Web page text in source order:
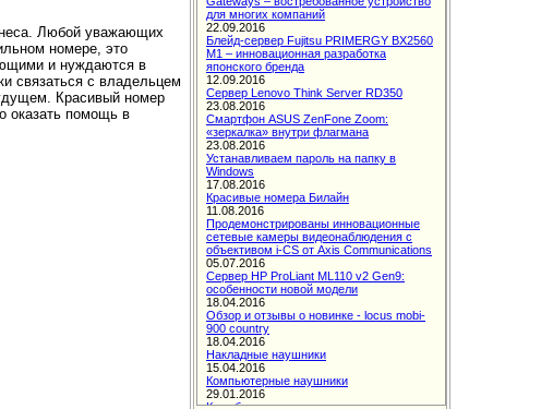
Любой уважающих
номере, это
и нуждаются в
связаться с владельцем
Красивый номер
оказать помощь в